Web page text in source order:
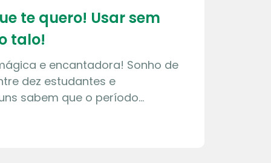
te quero! Usar sem
talo!
e encantadora! Sonho de
dez estudantes e
sabem que o período…